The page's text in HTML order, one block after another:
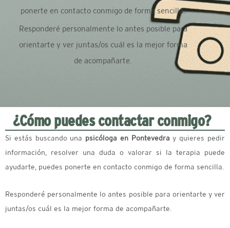
ponerte en contacto conmigo de forma sencilla.
Responderé personalmente lo antes posible para
orientarte y ver juntas/os cuál es la mejor forma
de acompañarte.
¿Cómo puedes contactar conmigo?
Si estás buscando una psicóloga en Pontevedra y quieres pedir
información, resolver una duda o valorar si la terapia puede
ayudarte, puedes ponerte en contacto conmigo de forma sencilla.
Responderé personalmente lo antes posible para orientarte y ver
juntas/os cuál es la mejor forma de acompañarte.